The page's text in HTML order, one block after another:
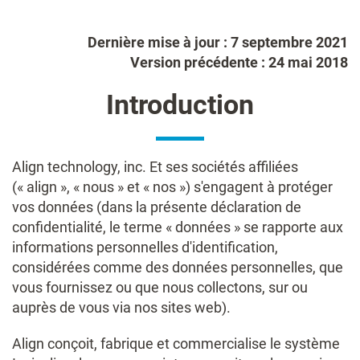
Dernière mise à jour : 7 septembre 2021
Version précédente : 24 mai 2018
Introduction
Align technology, inc. Et ses sociétés affiliées
(« align », « nous » et « nos ») s'engagent à protéger
vos données (dans la présente déclaration de
confidentialité, le terme « données » se rapporte aux
informations personnelles d'identification,
considérées comme des données personnelles, que
vous fournissez ou que nous collectons, sur ou
auprès de vous via nos sites web).
Align conçoit, fabrique et commercialise le système